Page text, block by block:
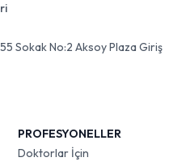
Sokak No:2 Aksoy Plaza Giriş
PROFESYONELLER
Doktorlar İçin